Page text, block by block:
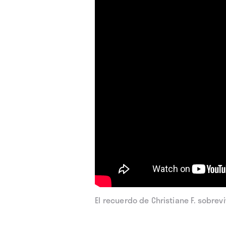
El recuerdo de Christiane F.